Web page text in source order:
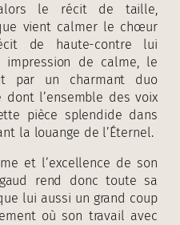
le récit de taille,
vient calmer le chœur
de haute-contre lui
impression de calme, le
par un charmant duo
dont l’ensemble des voix
pièce splendide dans
la louange de l’Éternel.
et l’excellence de son
rend donc toute sa
lui aussi un grand coup
où son travail avec